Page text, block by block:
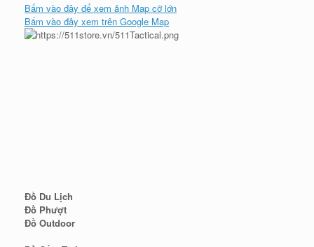
Bấm vào đây để xem ảnh Map cỡ lớn
Bấm vào đây xem trên Google Map
Đồ Du Lịch
Đồ Phượt
Đồ Outdoor